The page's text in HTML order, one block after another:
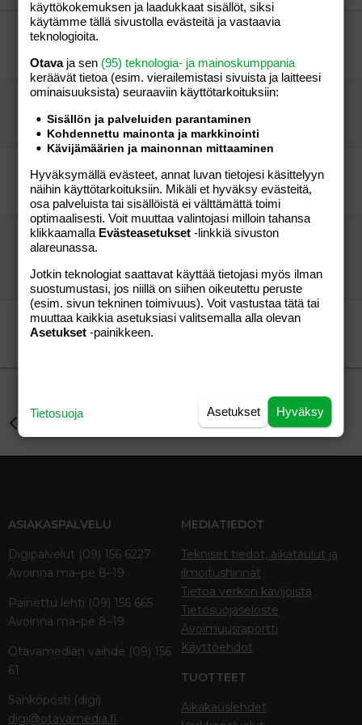
Verdana
Uusia ystäviä Helsingistä:)
Cecis
1
Perhe-elämä
10.11.2015
Elsa84
Pääkaupunkiseudun äidit!
Mezzzy82
Perhe-elämä
Perhe-elämä
22.08.2010
torrestiina
uusia ystäviä hakusessa!!!
Sarmiina Perhe-elämä
0
Perhe-elämä
20.02.2005
Sarmiina
Suodenniemi ja sen ympäristö,uusia ystäviä
kaivataan!
zaghry
Perhe-elämä
0
Perhe-elämä
10.01.2011
zaghry
Uusia ystäviä kaivataan Espoosta
Merenneito75
Perhe-elämä
Perhe-elämä
ASIAKASPALVELU
Digipalvelut (09) 156 6227
Avoinna ma–pe 8–19
Painettu lehti (09) 156 665
Avoinna ma–pe 8–19
Otavamedian vaihde (09) 156
61
Sähköposti (digi)
digi@otavamedia.fi
MEDIATIEDOT
Tekniset tiedot, aikataulut ja
ilmoitushinnat
Tietoa verkon kävijöistä
Tietosuojaseloste
Avoimuusraportti
Käyttöehdot
TUOTTEET
Aikakauslehdet
käyttökokemuksen ja laadukkaat sisällöt, siksi
käytämme tällä sivustolla evästeitä ja vastaavia
teknologioita.
Otavaja sen (95) teknologia- ja mainoskumppania
keräävät tietoa (esim. vierailemis­tasi sivuista ja laitteesi
ominaisuuk­sista) seuraaviin käyttötarkoituksiin:
Sisällön ja palveluiden parantaminen
Kohdennettu mainonta ja markkinointi
Kävijämäärien ja mainonnan mittaaminen
Hyväksymällä evästeet, annat luvan tietojesi käsittelyyn
näihin käyttötarkoituksiin. Mikäli et hyväksy evästeitä,
osa palveluista tai sisällöistä ei välttämättä toimi
optimaalisesti. Voit muuttaa valintojasi milloin tahansa
klikkaamalla Evästeasetukset -linkkiä sivuston
alareunassa.
Jotkin teknologiat saattavat käyttää tietojasi myös ilman
suostumustasi, jos niillä on siihen oikeutettu peruste
(esim. sivun tekninen toimivuus). Voit vastustaa tätä tai
muuttaa kaikkia asetuksiasi valitsemalla alla olevan
Asetukset -painikkeen.
Hyväksy
Asetukset
Tietosuoja